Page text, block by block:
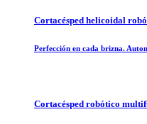
Cortacésped helicoidal
Perfección en cada brizna.
Cortacésped robótico